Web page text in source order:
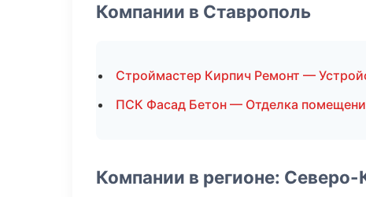
Компании в Ставрополь
Строймастер Кирпич Ремонт —
ПСК Фасад Бетон — Отделка
Компании в регионе: